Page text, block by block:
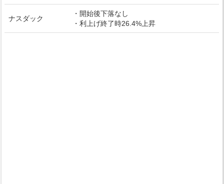
ナスダック
・開始後下落なし
・利上げ終了時26.4%上昇